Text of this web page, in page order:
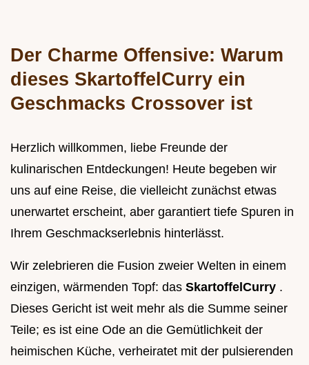
Der Charme Offensive: Warum
dieses SkartoffelCurry ein
Geschmacks Crossover ist
Herzlich willkommen, liebe Freunde der
kulinarischen Entdeckungen! Heute begeben wir
uns auf eine Reise, die vielleicht zunächst etwas
unerwartet erscheint, aber garantiert tiefe Spuren in
Ihrem Geschmackserlebnis hinterlässt.
Wir zelebrieren die Fusion zweier Welten in einem
einzigen, wärmenden Topf: das SkartoffelCurry .
Dieses Gericht ist weit mehr als die Summe seiner
Teile; es ist eine Ode an die Gemütlichkeit der
heimischen Küche, verheiratet mit der pulsierenden